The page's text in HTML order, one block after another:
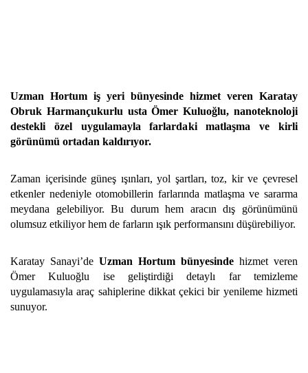
Uzman Hortum iş yeri bünyesinde hizmet veren Karatay
Obruk Harmançukurlu usta Ömer Kuluoğlu, nanoteknoloji
destekli özel uygulamayla farlardaki matlaşma ve kirli
görünümü ortadan kaldırıyor.
Zaman içerisinde güneş ışınları, yol şartları, toz, kir ve çevresel
etkenler nedeniyle otomobillerin farlarında matlaşma ve sararma
meydana gelebiliyor. Bu durum hem aracın dış görünümünü
olumsuz etkiliyor hem de farların ışık performansını düşürebiliyor.
Karatay Sanayi’de Uzman Hortum bünyesinde hizmet veren
Ömer Kuluoğlu ise geliştirdiği detaylı far temizleme
uygulamasıyla araç sahiplerine dikkat çekici bir yenileme hizmeti
sunuyor.